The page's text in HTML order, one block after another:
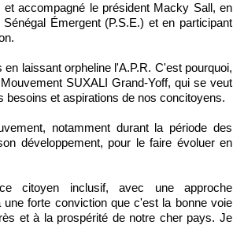
accompagné le président Macky Sall, en
Émergent (P.S.E.) et en participant
laissant orpheline l'A.P.R. C'est pourquoi,
SUXALI Grand-Yoff, qui se veut
besoins et aspirations de nos concitoyens.
notamment durant la période des
développement, pour le faire évoluer en
citoyen inclusif, avec une approche
forte conviction que c'est la bonne voie
et à la prospérité de notre cher pays. Je